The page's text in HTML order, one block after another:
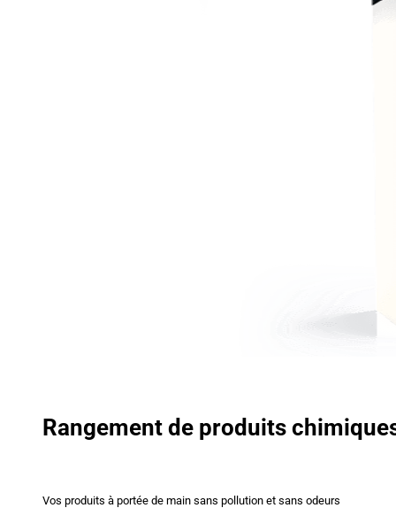
Rangement de produits
Vos produits à portée de main sans pollution et sans odeurs